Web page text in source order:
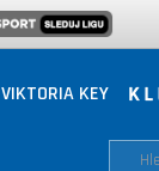
VIKTORIA KEY